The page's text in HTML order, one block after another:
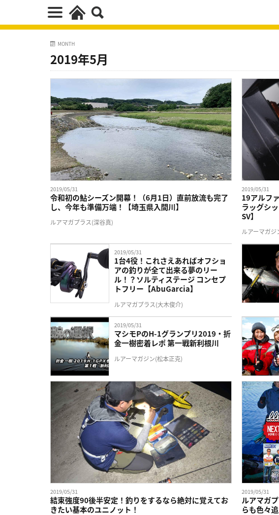
MONTH
2019年5月
2019/05/31
令和初の鮎シーズン開幕！（6月1日）直前放流も完了
し、今年も準備万端！【埼玉県入間川】
ルアマガプラス(深谷真)
2019/05/31
19アルフ
ラッグシ
SV】
ルアーマガジ
2019/05/31
1台4役！これさえあればオフショ
アの釣りが全て出来る夢のリー
ル！？ソルティステージ コンセプ
トフリー【AbuGarcia】
ルアマガプラス(大木俊介)
2019/05/31
マシモPのH-1グランプリ2019・折
金一樹密着レポ 第一戦新利根川
ルアーマガジン(松本正克)
2019/05/31
結束強度90後半安定！釣りをするなら絶対に覚えてお
きたい基本のユニノット！
2019/05/31
ルアマガ
らも色々